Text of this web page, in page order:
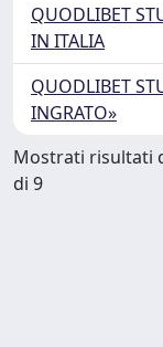
QUODLIBET
IN ITALIA
QUODLIBET
INGRATO»
Mostrati risultati
di 9